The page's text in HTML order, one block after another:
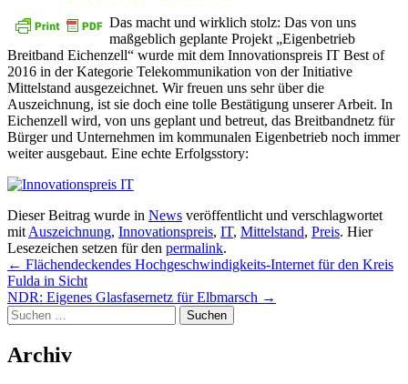
Das macht und wirklich stolz: Das von uns
maßgeblich geplante Projekt „Eigenbetrieb
Breitband Eichenzell“ wurde mit dem Innovationspreis IT Best of
2016 in der Kategorie Telekommunikation von der Initiative
Mittelstand ausgezeichnet. Wir freuen uns sehr über die
Auszeichnung, ist sie doch eine tolle Bestätigung unserer Arbeit. In
Eichenzell wird, von uns geplant und betreut, das Breitbandnetz für
Bürger und Unternehmen im kommunalen Eigenbetrieb noch immer
weiter ausgebaut. Eine echte Erfolgsstory:
Dieser Beitrag wurde in News veröffentlicht und verschlagwortet
mit Auszeichnung, Innovationspreis, IT, Mittelstand, Preis. Hier
Lesezeichen setzen für den permalink.
Post
navigation
← Flächendeckendes Hochgeschwindigkeits-Internet für den Kreis
Fulda in Sicht
NDR: Eigenes Glasfasernetz für Elbmarsch →
Suchen
nach:
Archiv